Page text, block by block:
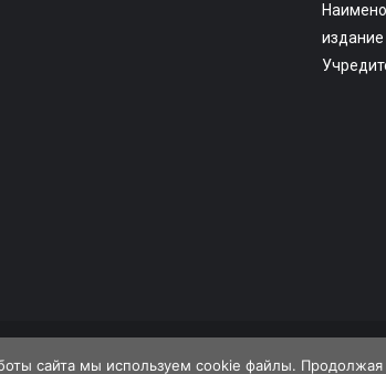
сайта мы используем cookie файлы.